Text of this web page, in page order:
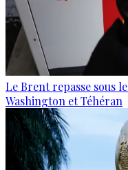
Le Brent repasse sous
Washington et Téhéran